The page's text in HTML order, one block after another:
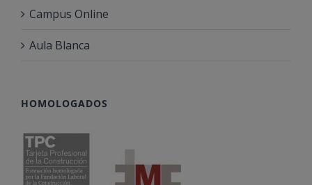
Campus Online
Aula Blanca
HOMOLOGADOS